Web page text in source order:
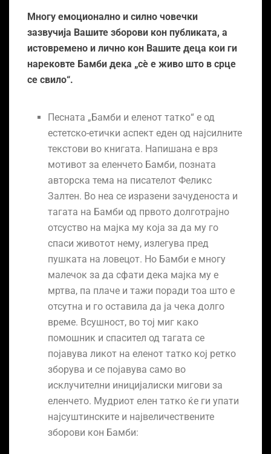
Многу емоционално и силно човечки
зазвучија Вашите зборови кон публиката, а
истовремено и лично кон Вашите деца кои ги
нарековте Бамби дека „сѐ е живо што в срце
се свило“.
Песната „Бамби и еленот татко“ е од
естетско-етички аспект еден од најсилните
текстови во книгата. Напишана е врз
мотивот за еленчето Бамби, позната
авторска тема на писателот Феликс
Залтен. Во неа се изразени зачуденоста и
тагата на Бамби од првото долготрајно
отсуство на мајка му која за да му го
спаси животот нему, излегува пред
пушката на ловецот. Но Бамби е многу
малечок за да сфати дека мајка му е
мртва, па плаче и тажи поради тоа што е
отсутна и го оставила да ја чека долго
време. Всушност, во тој миг како
помошник и спасител од тагата се
појавува ликот на еленот татко кој ретко
зборува и се појавува само во
исклучителни иницијалиски мигови за
еленчето. Мудриот елен татко ќе ги упати
најсуштинските и највеличествените
зборови кон Бамби: